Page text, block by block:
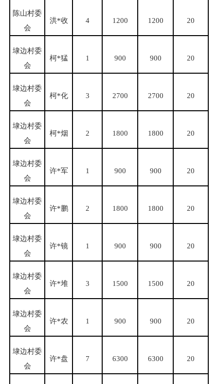
陈山村委
会
洪*收 4 1200 1200 20
埭边村委
会
柯*猛 1 900 900 20
埭边村委
会
柯*化 3 2700 2700 20
埭边村委
会
柯*烟 2 1800 1800 20
埭边村委
会
许*军 1 900 900 20
埭边村委
会
许*鹏 2 1800 1800 20
埭边村委
会
许*镜 1 900 900 20
埭边村委
会
许*堆 3 1500 1500 20
埭边村委
会
许*农 1 900 900 20
埭边村委
会
许*盘 7 6300 6300 20